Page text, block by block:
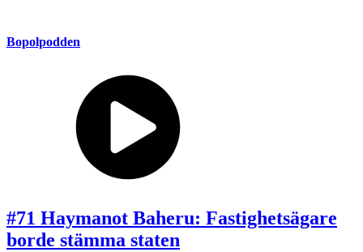
Bopolpodden
#71 Haymanot Baheru: Fastighetsägare
borde stämma staten